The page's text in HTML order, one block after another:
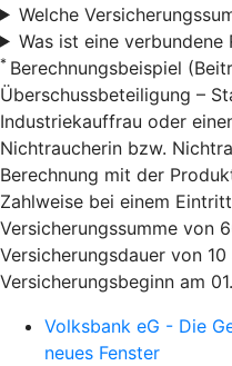
Welche
Was ist eine verbundene
* Berechnungsbeispiel
Überschussbeteiligung –
Industriekauffrau oder
Nichtraucherin bzw.
Berechnung mit der
Zahlweise bei einem
Versicherungssumme von
Versicherungsdauer von
Versicherungsbeginn am
Volksbank eG - Die
neues Fenster